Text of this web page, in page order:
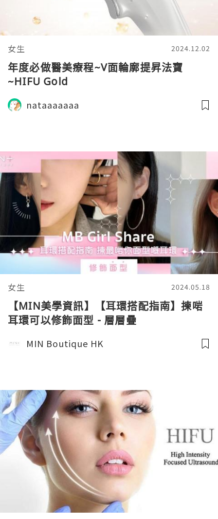
女生 2024.12.02
年度必做醫美療程~V面輪廓提昇法寶
~HIFU Gold
nataaaaaaa
女生 2024.05.18
【MIN美學資訊】【耳環搭配指南】揀啱
耳環可以修飾面型 - 層層疊
MIN Boutique HK